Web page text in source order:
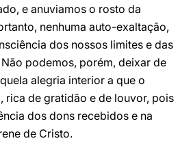
e anuviamos o rosto da
nenhuma auto-exaltação,
dos nossos limites e das
podemos, porém, deixar de
alegria interior a que o
rica de gratidão e de louvor, pois
dos dons recebidos e na
de Cristo.